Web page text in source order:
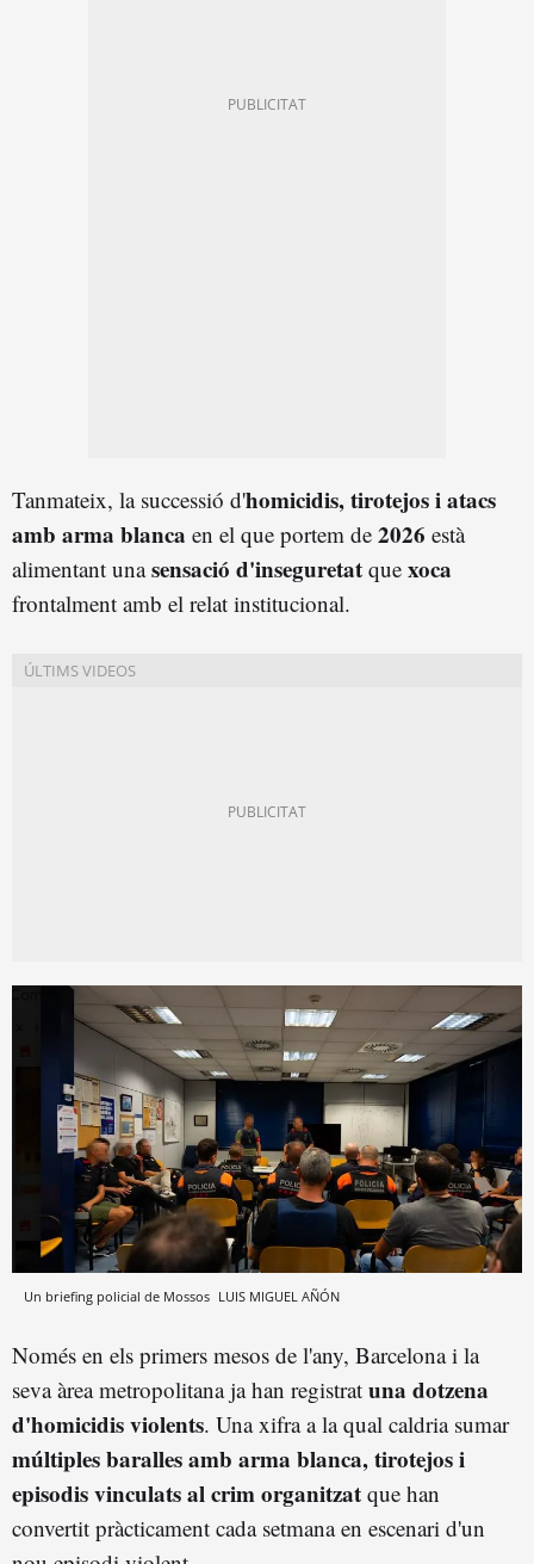
Tanmateix, la successió d'homicidis, tirotejos i atacs
amb arma blanca en el que portem de 2026 està
alimentant unasensació d'inseguretat que xoca
frontalment amb el relat institucional.
Un briefing policial de Mossos LUIS MIGUEL AÑÓN
Només en els primers mesos de l'any, Barcelona i la
seva àrea metropolitana ja han registrat una dotzena
d'homicidis violents. Una xifra a la qual caldria sumar
múltiples baralles amb arma blanca, tirotejos i
episodis vinculats al crim organitzat que han
convertit pràcticament cada setmana en escenari d'un